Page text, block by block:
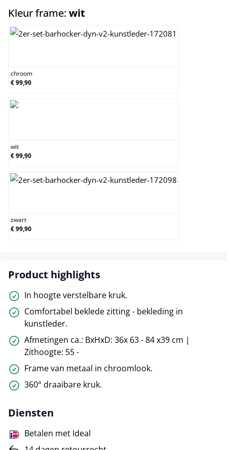
Kleur frame: wit
chroom
€ 99,90
wit
€ 99,90
zwart
€ 99,90
Product highlights
In hoogte verstelbare kruk.
Comfortabel beklede zitting - bekleding in
kunstleder.
Afmetingen ca.: BxHxD: 36x 63 - 84 x39 cm |
Zithoogte: 55 -
Frame van metaal in chroomlook.
360° draaibare kruk.
Diensten
Betalen met Ideal